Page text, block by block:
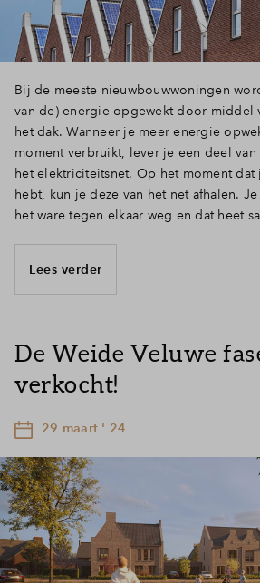
Bij de meeste nieuwbouwwoningen
van de) energie opgewekt door middel
het dak. Wanneer je meer energie
moment verbruikt, lever je een deel
het elektriciteitsnet. Op het moment
hebt, kun je deze van het net afhalen.
het ware tegen elkaar weg en dat heet
Lees verder
De Weide Veluwe
verkocht!
29 maart ' 24